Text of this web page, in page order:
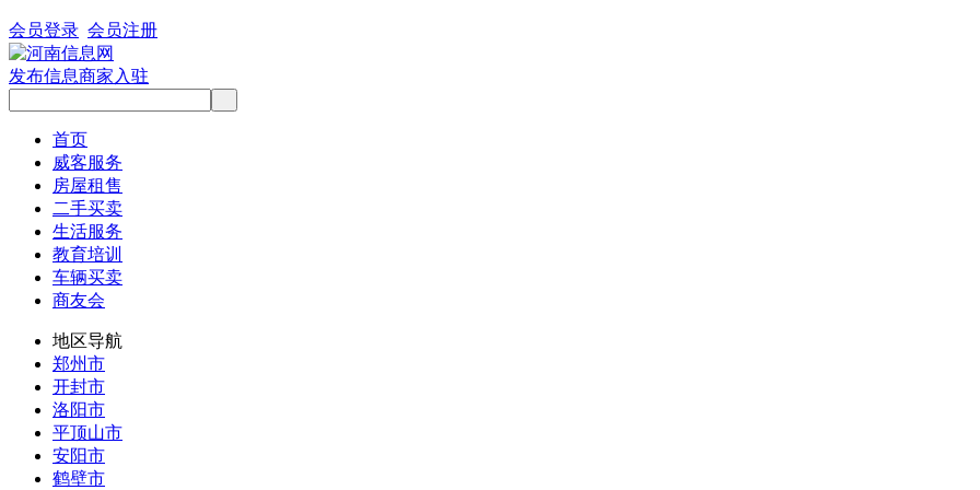
会员登录 会员注册
发布信息商家入驻
首页
威客服务
房屋租售
二手买卖
生活服务
教育培训
车辆买卖
商友会
地区导航
郑州市
开封市
洛阳市
平顶山市
安阳市
鹤壁市